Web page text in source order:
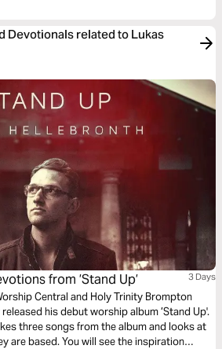
Devotionals related to Lukas
from ’Stand Up’ 3 Days
Central and Holy Trinity Brompton
his debut worship album ’Stand Up'.
three songs from the album and looks at
are based. You will see the inspiration